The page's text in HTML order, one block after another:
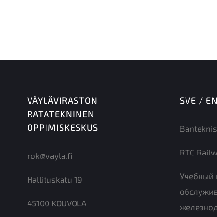
VÄYLÄVIRASTON
RATATEKNINEN
OPPIMISKESKUS
rok@vayla.fi
Hallituskatu 19
45100 KOUVOLA
SVE /
RTC
Учебный